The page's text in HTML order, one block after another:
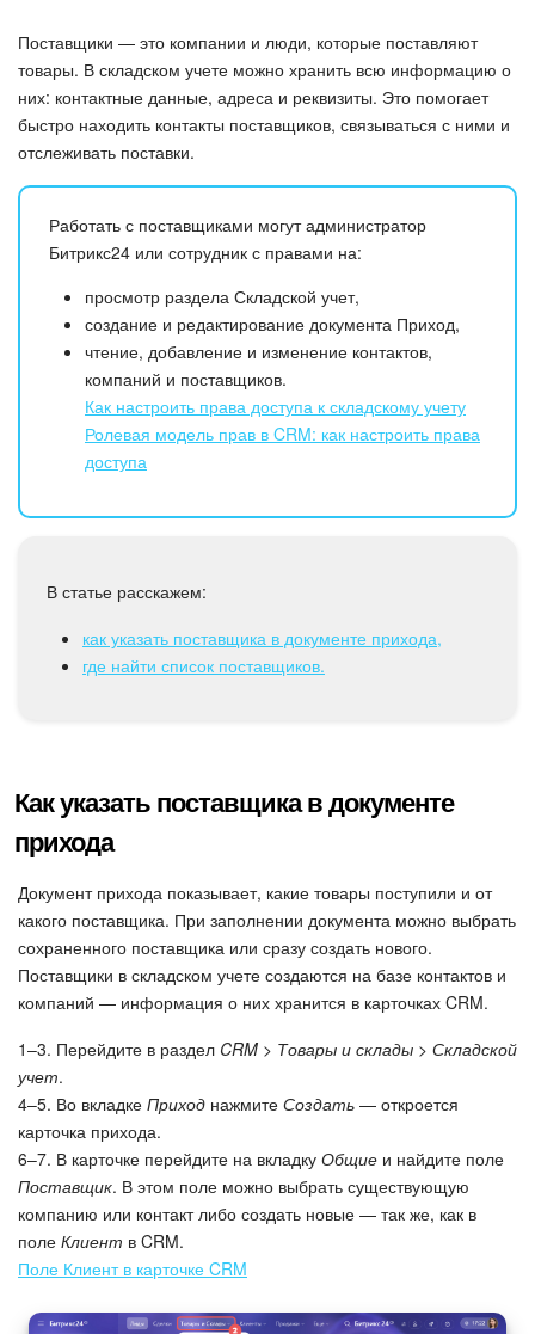
Тарифы и оплата
С чего начать
AI в Битрикс24
Вайбкод
Лента Новостей
Задачи
Проекты AI
Мессенджер
Диск
База знаний
Почта
CRM
Онлайн-запись
КЭДО
Подпись
Маркетинг
Центр продаж
Поставщики — это компании и люди, которые поставляют
товары. В складском учете можно хранить всю информацию о
них: контактные данные, адреса и реквизиты. Это помогает
быстро находить контакты поставщиков, связываться с ними и
отслеживать поставки.
Работать с поставщиками могут администратор
Битрикс24 или сотрудник с правами на:
просмотр раздела Складской учет,
создание и редактирование документа Приход,
чтение, добавление и изменение контактов,
компаний и поставщиков.
Как настроить права доступа к складскому учету
Ролевая модель прав в CRM: как настроить права
доступа
В статье расскажем:
как указать поставщика в документе прихода,
где найти список поставщиков.
Как указать поставщика в документе
прихода
Документ прихода показывает, какие товары поступили и от
какого поставщика. При заполнении документа можно выбрать
сохраненного поставщика или сразу создать нового.
Поставщики в складском учете создаются на базе контактов и
компаний — информация о них хранится в карточках CRM.
1–3. Перейдите в раздел CRM > Товары и склады > Складской
учет.
4–5. Во вкладке Приход нажмите Создать — откроется
карточка прихода.
6–7. В карточке перейдите на вкладку Общие и найдите поле
Поставщик. В этом поле можно выбрать существующую
компанию или контакт либо создать новые — так же, как в
поле Клиент в CRM.
Поле Клиент в карточке CRM